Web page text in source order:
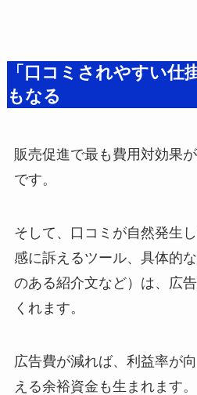
「口コミされやすい仕
もなる
販売促進で最も費用対効果
です。
そして、口コミが自然発生
感に訴えるツール、具体的
のある紹介文など）は、広
くれます。
広告費が減れば、利益率が
える余裕資金も生まれます。